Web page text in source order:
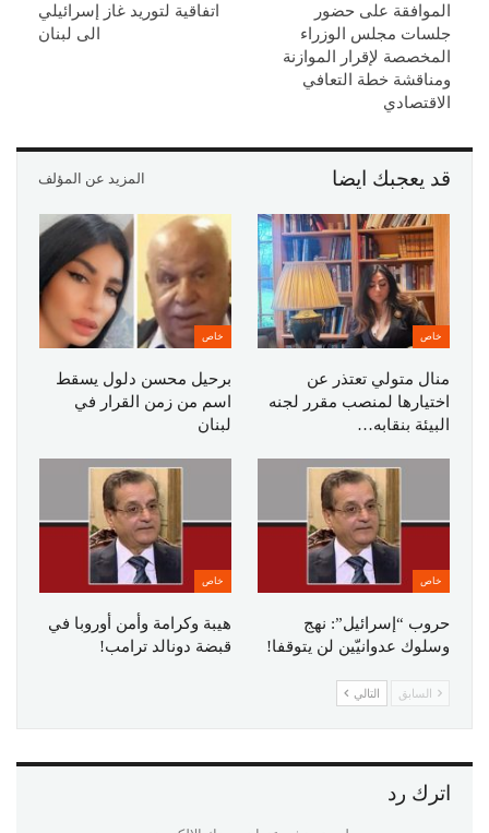
الموافقة على حضور
جلسات مجلس الوزراء
المخصصة لإقرار الموازنة
ومناقشة خطة التعافي
الاقتصادي
اتفاقية لتوريد غاز إسرائيلي
الى لبنان
قد يعجبك ايضا المزيد عن المؤلف
خاص
منال متولي تعتذر عن
اختيارها لمنصب مقرر لجنه
البيئة بنقابه…
خاص
برحيل محسن دلول يسقط
اسم من زمن القرار في
لبنان
خاص
حروب “إسرائيل”: نهج
وسلوك عدوانيّين لن يتوقفا!
خاص
هيبة وكرامة وأمن أوروبا في
قبضة دونالد ترامب!
السابق التالي
اترك رد